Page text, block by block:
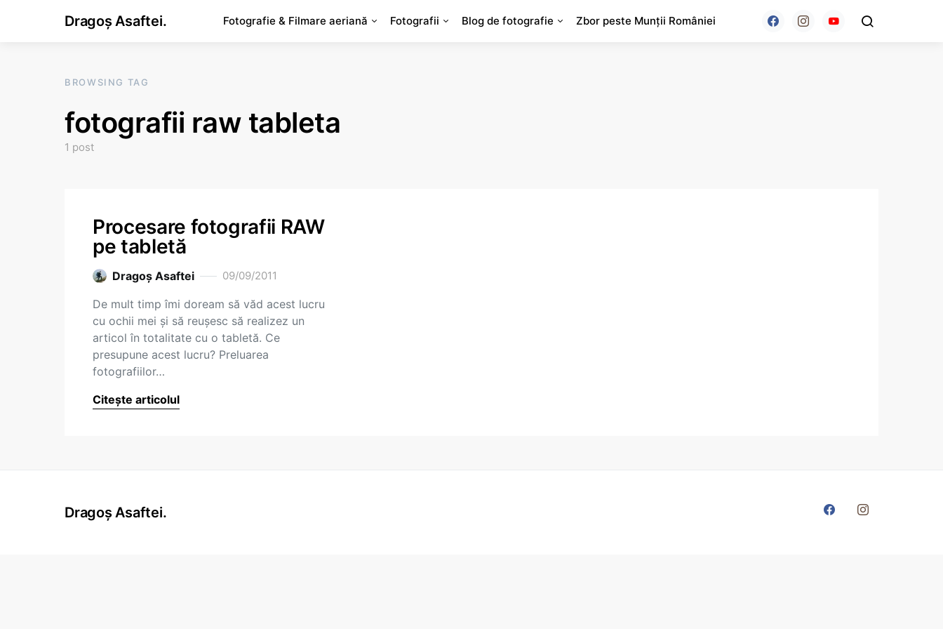
Dragoș Asaftei. Fotografie & Filmare aeriană Fotografii Blog de fotografie Zbor peste Munții României
BROWSING TAG
fotografii raw tableta
1 post
Procesare fotografii RAW
pe tabletă
Dragoş Asaftei 09/09/2011
De mult timp îmi doream să văd acest lucru
cu ochii mei și să reușesc să realizez un
articol în totalitate cu o tabletă. Ce
presupune acest lucru? Preluarea
fotografiilor…
Citește articolul
Dragoș Asaftei.